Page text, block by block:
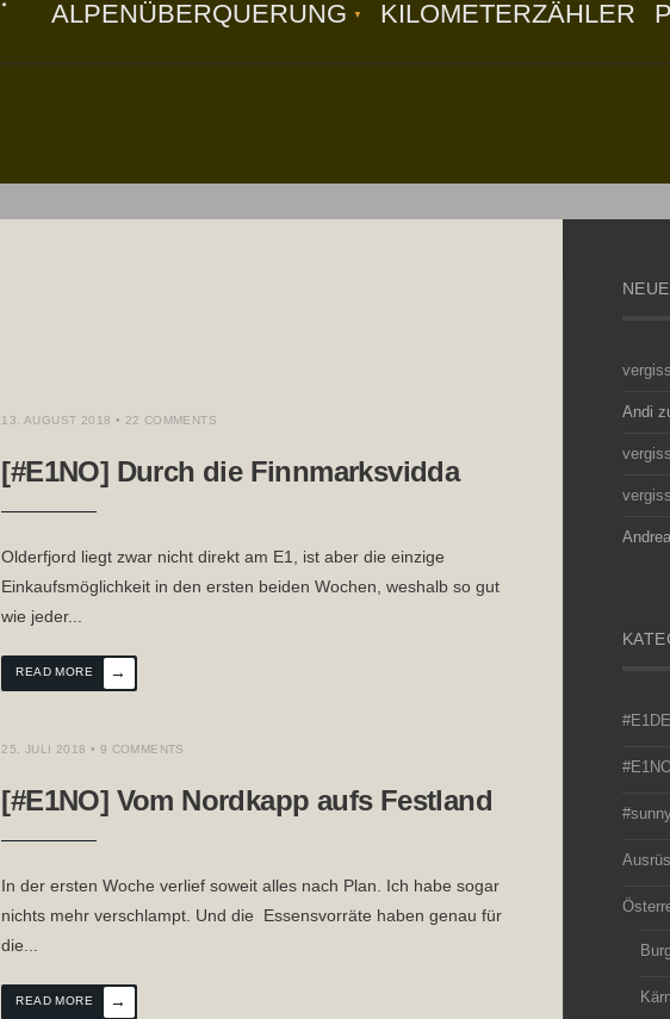
ALPENÜBERQUERUNG KILOMETERZÄHLER
13. AUGUST 2018 • 22 COMMENTS
[#E1NO] Durch die Finnmarksvidda
Olderfjord liegt zwar nicht direkt am E1, ist aber die einzige
Einkaufsmöglichkeit in den ersten beiden Wochen, weshalb so gut
wie jeder...
READ MORE →
25. JULI 2018 • 9 COMMENTS
[#E1NO] Vom Nordkapp aufs Festland
In der ersten Woche verlief soweit alles nach Plan. Ich habe sogar
nichts mehr verschlampt. Und die Essensvorräte haben genau für
die
READ MORE →
Andi
#E1DE